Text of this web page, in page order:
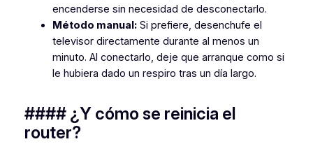
encenderse sin necesidad de desconectarlo.
Método manual:Si prefiere, desenchufe el
televisor directamente durante al menos un
minuto. Al conectarlo, deje que arranque como si
le hubiera dado un respiro tras un día largo.
#### ¿Y cómo se reinicia el
router?